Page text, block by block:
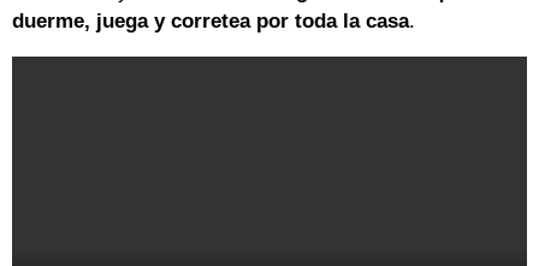
duerme, juega y corretea por toda la casa.